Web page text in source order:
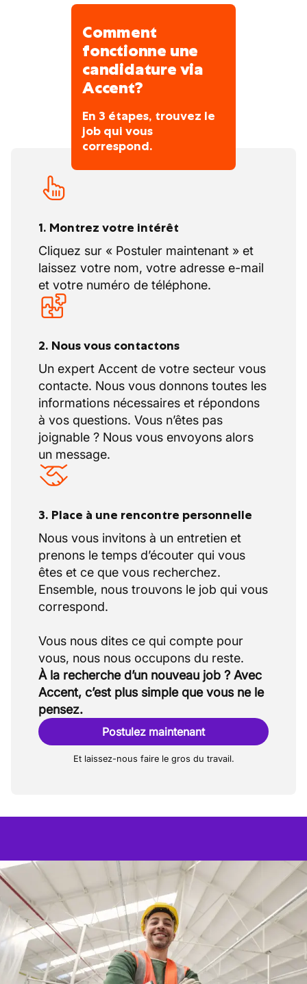
candidats et les entreprises – pour grandir
ensemble. Notre mission quotidienne ?
Mettre en lien le bon emploi avec la bonne
Vos congés
Vous bénéficiez de 20 congés légaux.
Comment
fonctionne une
candidature via
Accent?
En 3 étapes, trouvez le
job qui vous
correspond.
1. Montrez votre intérêt
Cliquez sur « Postuler maintenant » et
laissez votre nom, votre adresse e-mail
et votre numéro de téléphone.
2. Nous vous contactons
Un expert Accent de votre secteur vous
contacte. Nous vous donnons toutes les
informations nécessaires et répondons
à vos questions. Vous n’êtes pas
joignable ? Nous vous envoyons alors
un message.
3. Place à une rencontre personnelle
Nous vous invitons à un entretien et
prenons le temps d’écouter qui vous
êtes et ce que vous recherchez.
Ensemble, nous trouvons le job qui vous
correspond.
Vous nous dites ce qui compte pour
À la recherche d’un nouveau job ? Avec
Accent, c’est plus simple que vous ne le
pensez.
Postulez maintenant
Et laissez-nous faire le gros du travail.